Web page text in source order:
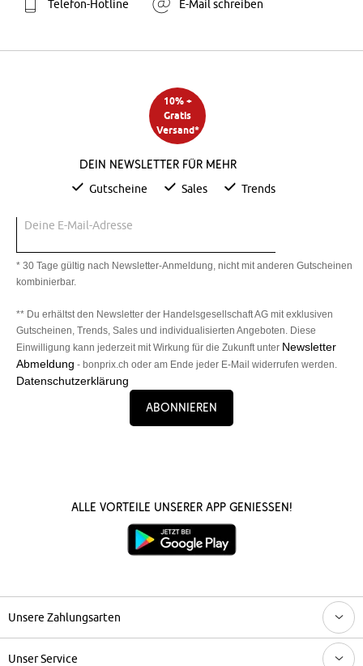
Telefon-Hotline E-Mail schreiben
10% +
Gratis
Versand*
Dein Newsletter für mehr
Gutscheine Sales Trends
Deine E-Mail-Adresse
* 30 Tage gültig nach Newsletter-Anmeldung, nicht mit anderen Gutscheinen
kombinierbar.
** Du erhältst den Newsletter der Handelsgesellschaft AG mit exklusiven
Gutscheinen, Trends, Sales und individualisierten Angeboten. Diese
Einwilligung kann jederzeit mit Wirkung für die Zukunft unter Newsletter
Abmeldung - bonprix.ch oder am Ende jeder E-Mail widerrufen werden.
Datenschutzerklärung
Abonnieren
Alle Vorteile unserer App genießen!
Unsere Zahlungsarten
Unser Service